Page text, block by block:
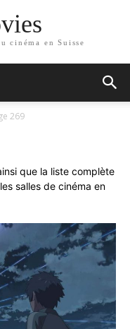
cinéma en Suisse
269
que la liste complète
salles de cinéma en